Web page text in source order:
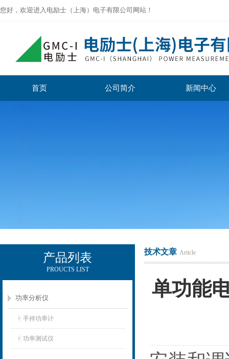
您好，欢迎进入电励士（上海）电子有限公司网站！
首页 公司简介 新闻中心
产品列表
PROUCTS LIST
功率分析仪
手持功率计
功率测试仪
技术文章 Article
单功能